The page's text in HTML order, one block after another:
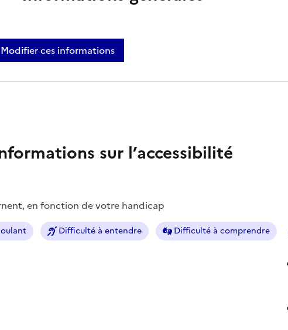
Modifier ces informations
sur l’accessibilité
en fonction de votre handicap
Difficulté à entendre Difficulté à comprendre